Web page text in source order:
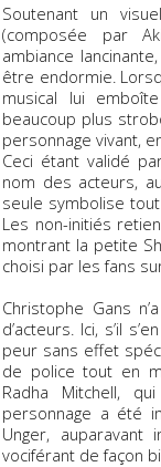
Soutenant un
(composée par
ambiance
être endormie.
musical lui
beaucoup plus
personnage vivant,
Ceci étant validé
nom des acteurs,
seule symbolise
Les non-initiés
montrant la petite
choisi par les fans
Christophe Gans
d’acteurs. Ici, s’il
peur sans effet
de police tout en
Radha Mitchell,
personnage a été
Unger, auparavant
vociférant de façon